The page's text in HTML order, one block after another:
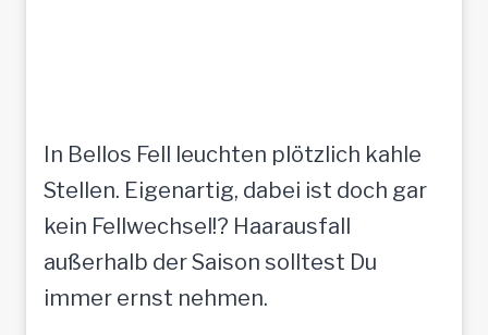
In Bellos Fell leuchten plötzlich kahle
Stellen. Eigenartig, dabei ist doch gar
kein Fellwechsel!? Haarausfall
außerhalb der Saison solltest Du
immer ernst nehmen.